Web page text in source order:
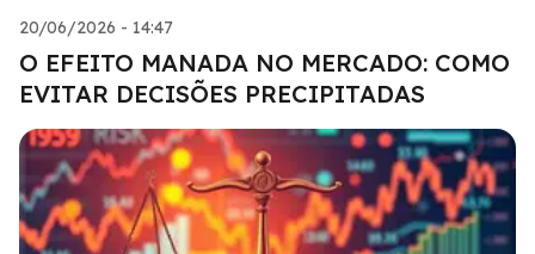
20/06/2026 - 14:47
O EFEITO MANADA NO MERCADO: COMO
EVITAR DECISÕES PRECIPITADAS